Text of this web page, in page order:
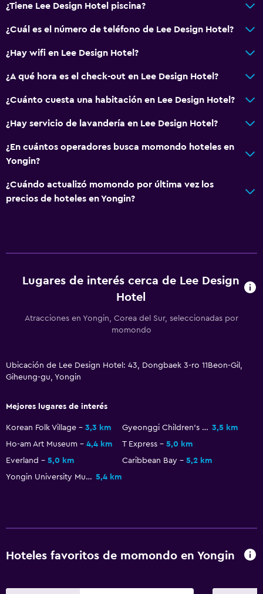
Vista a una calle tranquila
Habitaciones familiares
Pantuflas
Insonorización
Teléfono
Espacio de almacenamiento
Accesibilidad y adecuación
Ascensor disponible
Estacionamiento accesible
Inodoro con barras de apoyo
Plantas superiores accesibles por ascensor
Baño
Tina de baño
Bañera de hidromasaje
Aseo
Cepillo de dientes
Albornoz
Salud y seguridad
¿Tiene Lee Design Hotel piscina?
¿Cuál es el número de teléfono de Lee Design Hotel?
¿Hay wifi en Lee Design Hotel?
¿A qué hora es el check-out en Lee Design Hotel?
¿Cuánto cuesta una habitación en Lee Design Hotel?
¿Hay servicio de lavandería en Lee Design Hotel?
¿En cuántos operadores busca momondo hoteles en
Yongin?
¿Cuándo actualizó momondo por última vez los
precios de hoteles en Yongin?
Lugares de interés cerca de Lee Design
Hotel
Atracciones en Yongin, Corea del Sur, seleccionadas por
momondo
Ubicación de Lee Design Hotel: 43, Dongbaek 3-ro 11Beon-Gil,
Giheung-gu, Yongin
Mejores lugares de interés
Korean Folk Village 3,3 km Gyeonggi Children's Museum 3,5 km
Ho-am Art Museum
4,4 km T Express
5,0 km
Everland
5,0 km Caribbean Bay
5,2 km
Yongin University Museum 5,4 km
Hoteles favoritos de momondo en Yongin